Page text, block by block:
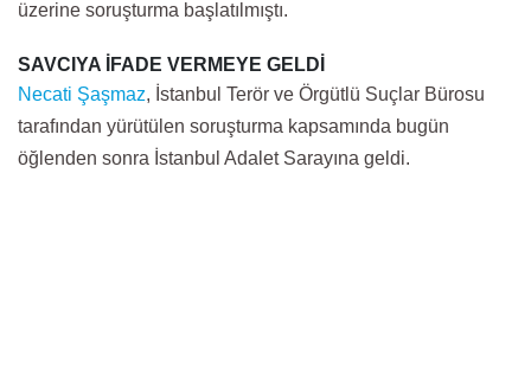
üzerine soruşturma başlatılmıştı.
SAVCIYA İFADE VERMEYE GELDİ
Necati Şaşmaz, İstanbul Terör ve Örgütlü Suçlar Bürosu
tarafından yürütülen soruşturma kapsamında bugün
öğlenden sonra İstanbul Adalet Sarayına geldi.